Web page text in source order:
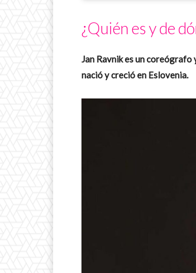
¿Quién es y de
Jan Ravnik es un coreógrafo
nació y creció en Eslovenia.